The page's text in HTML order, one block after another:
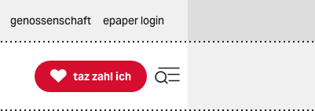
genossenschaft epaper login

taz zahl ich
taz zahl ich